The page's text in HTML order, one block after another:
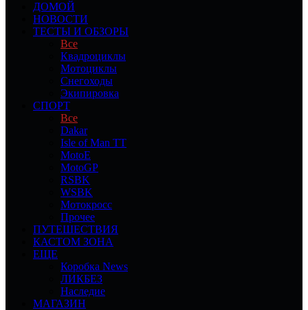
ДОМОЙ
НОВОСТИ
ТЕСТЫ И ОБЗОРЫ
Все
Квадроциклы
Мотоциклы
Снегоходы
Экипировка
СПОРТ
Все
Dakar
Isle of Man TT
MotoE
MotoGP
RSBK
WSBK
Мотокросс
Прочее
ПУТЕШЕСТВИЯ
КАСТОМ ЗОНА
ЕЩЕ
Коробка News
ЛИКБЕЗ
Наследие
МАГАЗИН